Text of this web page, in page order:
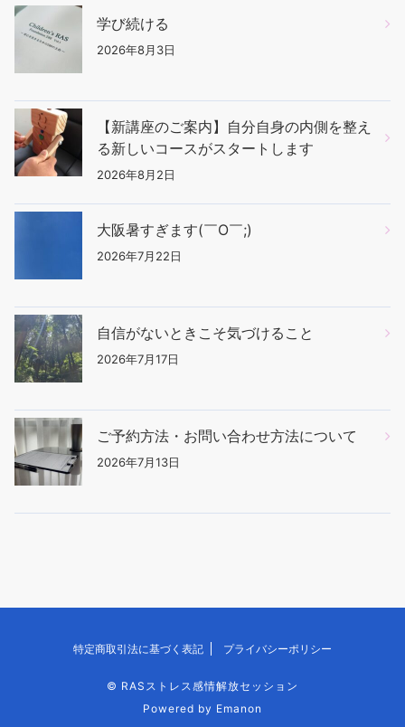
学び続ける
2026年8月3日
【新講座のご案内】自分自身の内側を整え
る新しいコースがスタートします
2026年8月2日
大阪暑すぎます(￣O￣;)
2026年7月22日
自信がないときこそ気づけること
2026年7月17日
ご予約方法・お問い合わせ方法について
2026年7月13日
特定商取引法に基づく表記 プライバシーポリシー
© RASストレス感情解放セッション
Powered by Emanon